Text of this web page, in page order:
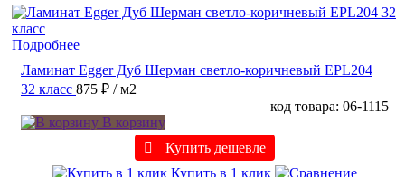
Подробнее
Ламинат Egger Дуб Шерман светло-коричневый EPL204
32 класс 875 ₽ / м2
код товара: 06-1115
В корзину
Купить дешевле
Купить в 1 клик